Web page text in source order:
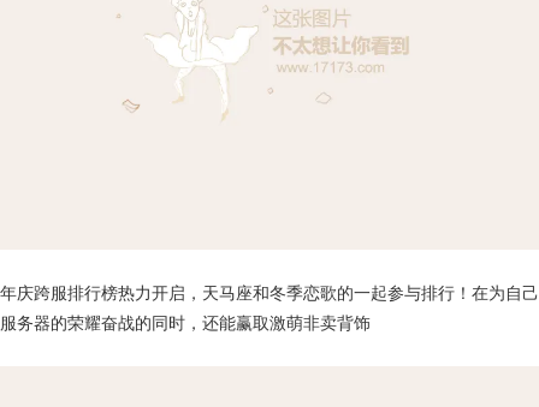
年庆跨服排行榜热力开启，天马座和冬季恋歌的一起参与排行！在为自己
服务器的荣耀奋战的同时，还能赢取激萌非卖背饰